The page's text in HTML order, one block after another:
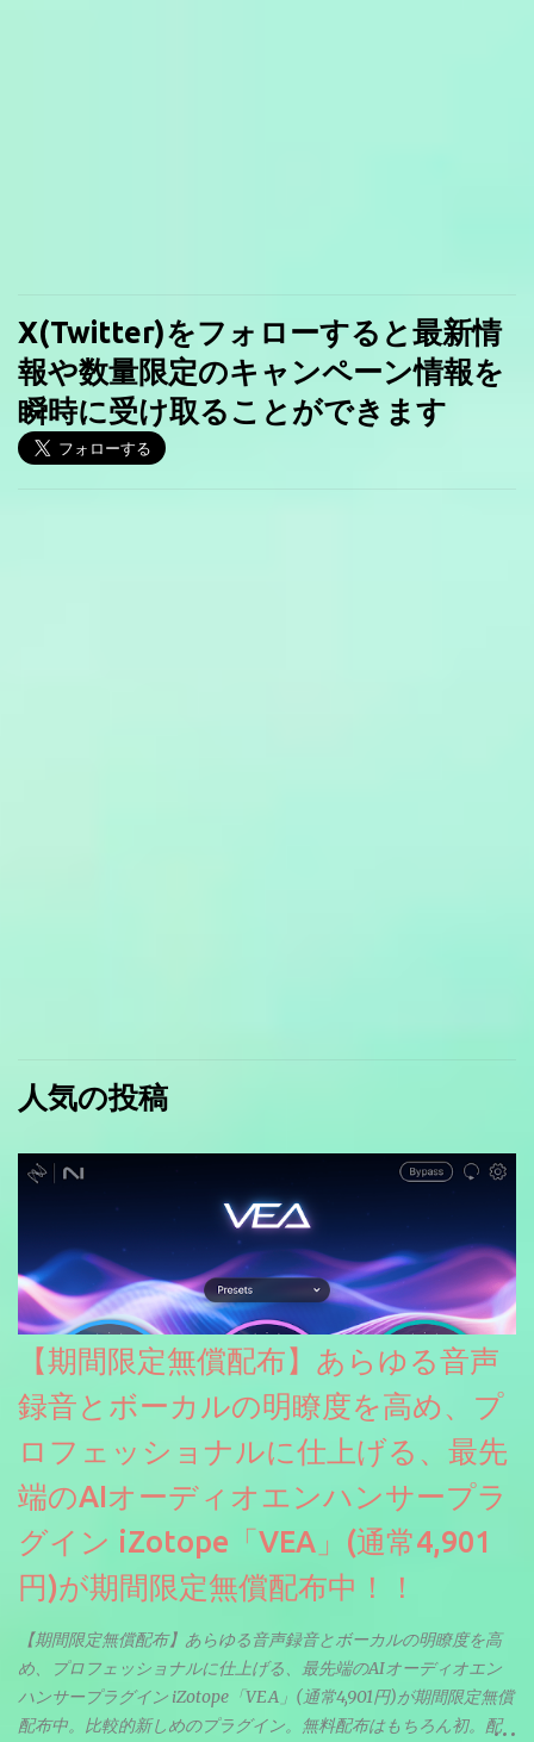
X(Twitter)をフォローすると最新情
報や数量限定のキャンペーン情報を
瞬時に受け取ることができます
人気の投稿
【期間限定無償配布】あらゆる音声
録音とボーカルの明瞭度を高め、プ
ロフェッショナルに仕上げる、最先
端のAIオーディオエンハンサープラ
グイン iZotope「VEA」(通常4,901
円)が期間限定無償配布中！！
【期間限定無償配布】あらゆる音声録音とボーカルの明瞭度を高
め、プロフェッショナルに仕上げる、最先端のAIオーディオエン
ハンサープラグイン iZotope「VEA」(通常4,901円)が期間限定無償
配布中。比較的新しめのプラグイン。無料配布はもちろん初。配